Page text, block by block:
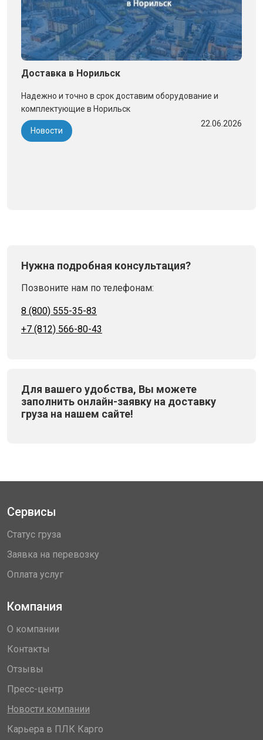
Доставка в Норильск
Надежно и точно в срок доставим оборудование и
комплектующие в Норильск
Новости
22.06.2026
Нужна подробная консультация?
Позвоните нам по телефонам:
8 (800) 555-35-83
+7 (812) 566-80-43
Для вашего удобства, Вы можете
заполнить онлайн-заявку на доставку
груза на нашем сайте!
Сервисы
Статус груза
Заявка на перевозку
Оплата услуг
Компания
О компании
Контакты
Отзывы
Пресс-центр
Новости компании
Карьера в ПЛК Карго